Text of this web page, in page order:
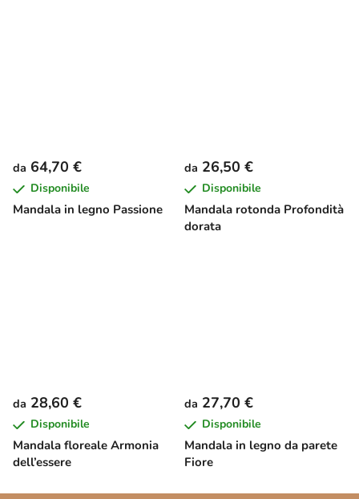
Mandala in legno Passione
da 64,70 €
Disponibile
Mandala rotonda Profondità
dorata
da 26,50 €
Disponibile
Mandala floreale Armonia
dell’essere
da 28,60 €
Disponibile
Mandala in legno da parete
Fiore
da 27,70 €
Disponibile